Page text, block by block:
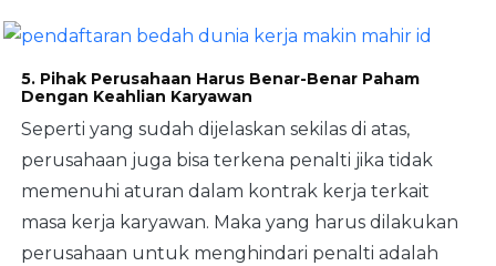
5. Pihak Perusahaan Harus Benar-Benar Paham
Dengan Keahlian Karyawan
Seperti yang sudah dijelaskan sekilas di atas,
perusahaan juga bisa terkena penalti jika tidak
memenuhi aturan dalam kontrak kerja terkait
masa kerja karyawan. Maka yang harus dilakukan
perusahaan untuk menghindari penalti adalah